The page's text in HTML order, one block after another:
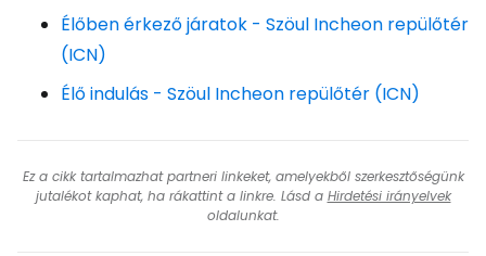
Élőben érkező járatok - Szöul Incheon repülőtér
(ICN)
Élő indulás - Szöul Incheon repülőtér (ICN)
Ez a cikk tartalmazhat partneri linkeket, amelyekből szerkesztőségünk
jutalékot kaphat, ha rákattint a linkre. Lásd a Hirdetési irányelvek
oldalunkat.